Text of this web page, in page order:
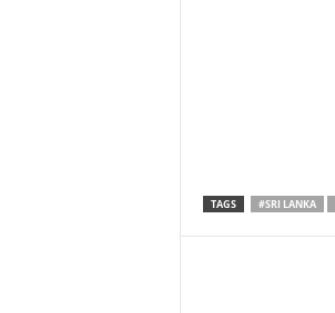
TAGS #SRI LANKA